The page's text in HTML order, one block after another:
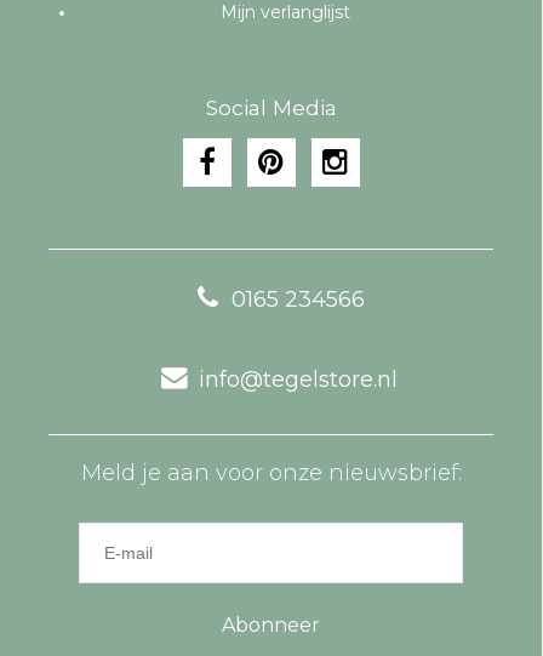
Mijn verlanglijst
Social Media
0165 234566
info@tegelstore.nl
Meld je aan voor onze nieuwsbrief:
Abonneer